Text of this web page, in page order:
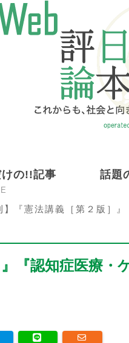
の!!記事 話題
】『憲法講義［第２版］
『認知症医療・